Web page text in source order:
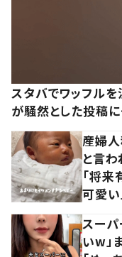
スタバでワッフルを
が騒然とした投稿に
産婦人
と言
「将来
可愛い
スーパ
いw」